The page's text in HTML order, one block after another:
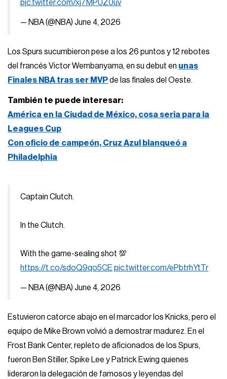
pic.twitter.com/xj7MPUZ0uv
— NBA (@NBA)June 4, 2026
Los Spurs sucumbieron pese a los 26 puntos y 12 rebotes
del francés Victor Wembanyama, en su debut en unas
Finales NBA tras ser MVPde las finales del Oeste.
También te puede interesar:
América en la Ciudad de México, cosa seria para la
Leagues Cup
Con oficio de campeón, Cruz Azul blanqueó a
Philadelphia
Captain Clutch.
In the Clutch.
With the game-sealing shot 💯
https://t.co/sdoQ9qo5CE pic.twitter.com/ePbtrhYtTr
— NBA (@NBA)June 4, 2026
Estuvieron catorce abajo en el marcador los Knicks, pero el
equipo de Mike Brown volvió a demostrar madurez. En el
Frost Bank Center, repleto de aficionados de los Spurs,
fueron Ben Stiller, Spike Lee y Patrick Ewing quienes
lideraron la delegación de famosos y leyendas del